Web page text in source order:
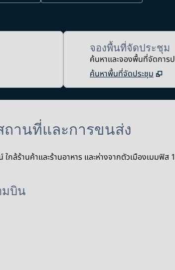
จองพื้นที่จัดประชุม
ค้นหาและจองพื้นที่จัดการ
ค้นหาพื้นที่จัดประชุม
ถานที่และการขนส่ง
ใกล้ร้านค้าและร้านอาหาร และห่างจากตัวเมืองเมมฟิส
บิน